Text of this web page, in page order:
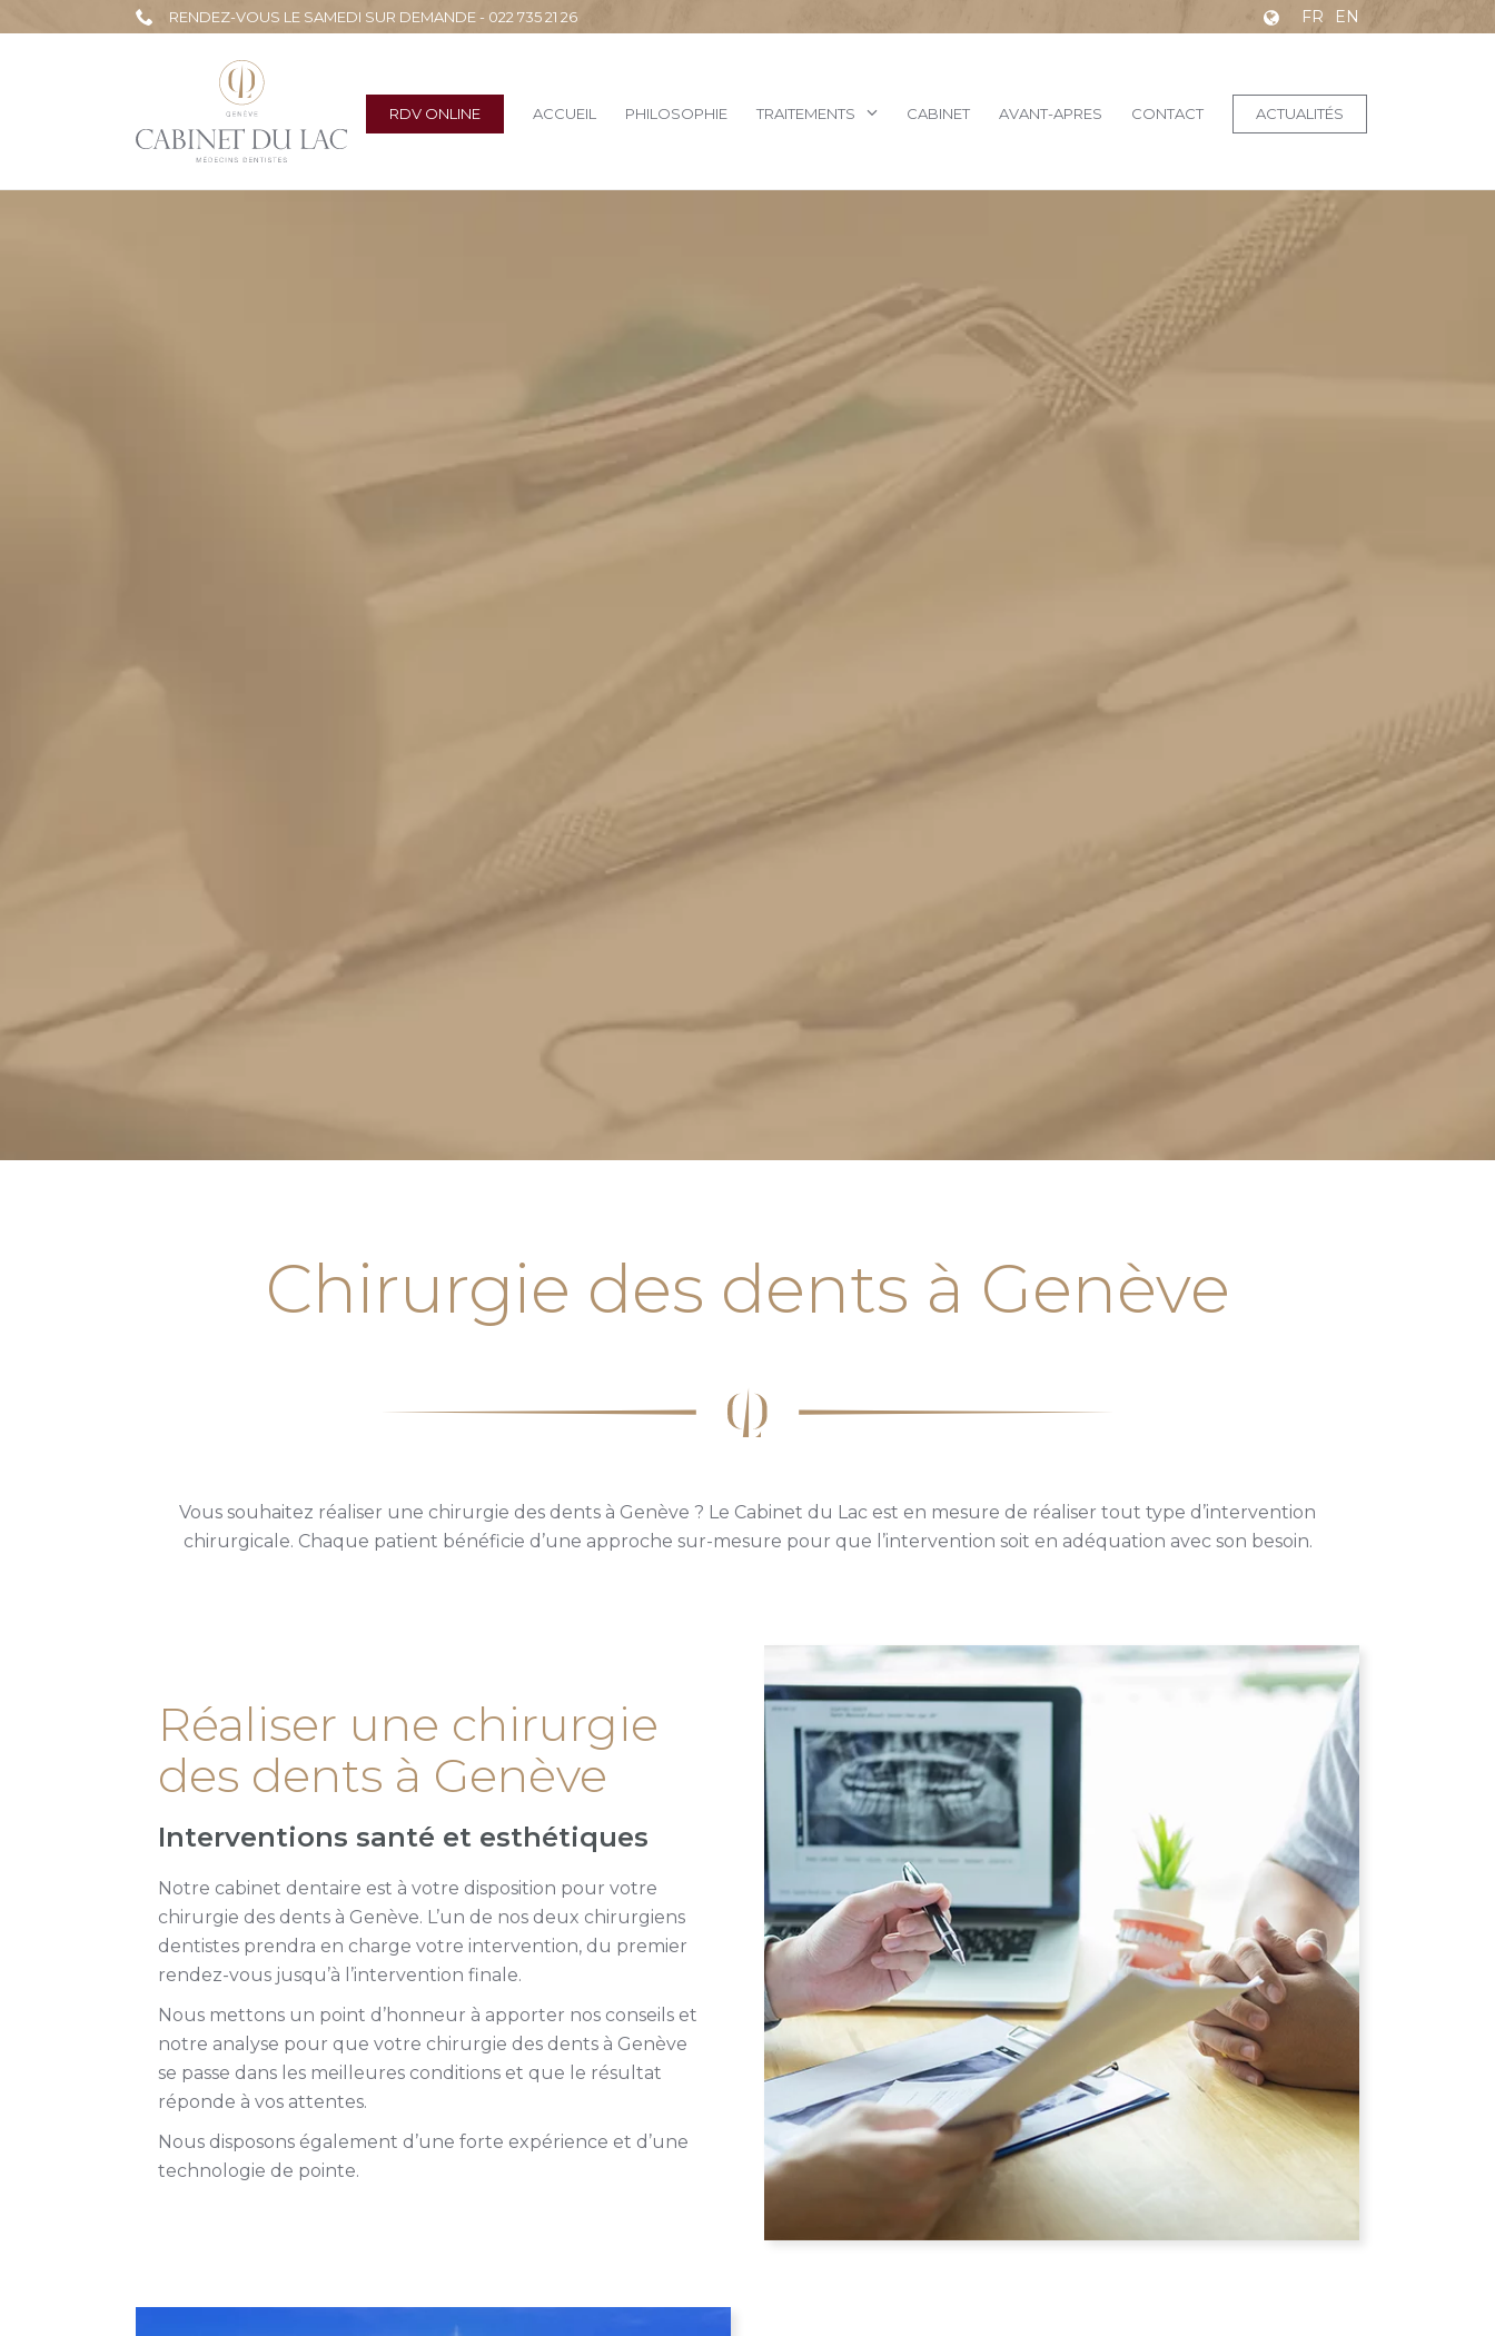
RENDEZ-VOUS LE SAMEDI SUR DEMANDE - 022 735 21 26 FR EN
RDV ONLINE ACCUEIL PHILOSOPHIE TRAITEMENTS CABINET AVANT-APRES CONTACT ACTUALITÉS
Chirurgie des dents à Genève
Vous souhaitez réaliser une chirurgie des dents à Genève ? Le Cabinet du Lac est en mesure de réaliser tout type d’intervention
chirurgicale. Chaque patient bénéficie d’une approche sur-mesure pour que l’intervention soit en adéquation avec son besoin.
Réaliser une chirurgie
des dents à Genève
Interventions santé et esthétiques
Notre cabinet dentaire est à votre disposition pour votre
chirurgie des dents à Genève. L’un de nos deux chirurgiens
dentistes prendra en charge votre intervention, du premier
rendez-vous jusqu’à l’intervention finale.
Nous mettons un point d’honneur à apporter nos conseils et
notre analyse pour que votre chirurgie des dents à Genève
se passe dans les meilleures conditions et que le résultat
réponde à vos attentes.
Nous disposons également d’une forte expérience et d’une
technologie de pointe.